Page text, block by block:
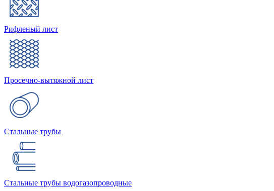
Рифленый лист
Просечно-вытяжной лист
Стальные трубы
Стальные трубы водогазопроводные